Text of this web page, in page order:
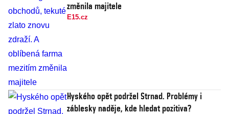
změnila majitele
E15.cz
Hyského opět podržel Strnad. Problémy i
záblesky naděje, kde hledat pozitiva?